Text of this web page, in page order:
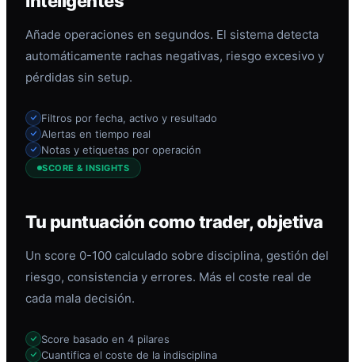
Añade operaciones en segundos. El sistema detecta
automáticamente rachas negativas, riesgo excesivo y
pérdidas sin setup.
Filtros por fecha, activo y resultado
Alertas en tiempo real
Notas y etiquetas por operación
SCORE & INSIGHTS
Tu puntuación como trader, objetiva
Un score 0-100 calculado sobre disciplina, gestión del
riesgo, consistencia y errores. Más el coste real de
cada mala decisión.
Score basado en 4 pilares
Cuantifica el coste de la indisciplina